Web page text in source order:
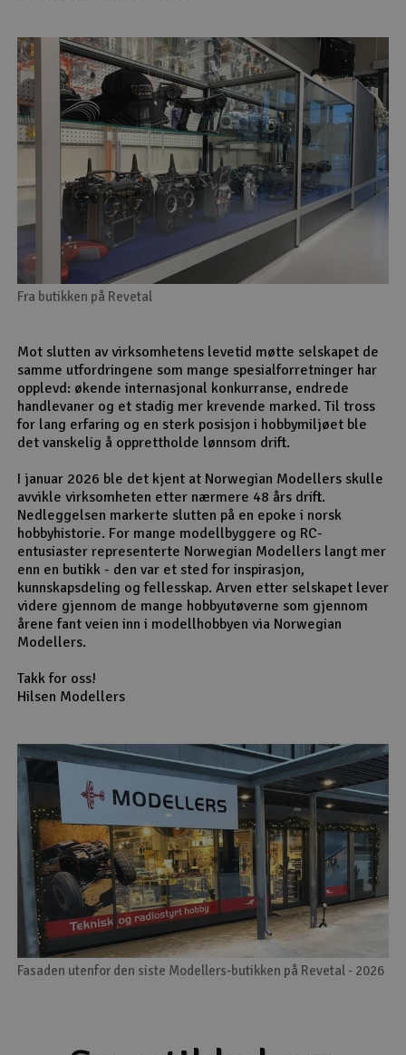
Fra butikken på Revetal
Mot slutten av virksomhetens levetid møtte selskapet de
samme utfordringene som mange spesialforretninger har
opplevd: økende internasjonal konkurranse, endrede
handlevaner og et stadig mer krevende marked. Til tross
for lang erfaring og en sterk posisjon i hobbymiljøet ble
det vanskelig å opprettholde lønnsom drift.
I januar 2026 ble det kjent at Norwegian Modellers skulle
avvikle virksomheten etter nærmere 48 års drift.
Nedleggelsen markerte slutten på en epoke i norsk
hobbyhistorie. For mange modellbyggere og RC-
entusiaster representerte Norwegian Modellers langt mer
enn en butikk - den var et sted for inspirasjon,
kunnskapsdeling og fellesskap. Arven etter selskapet lever
videre gjennom de mange hobbyutøverne som gjennom
årene fant veien inn i modellhobbyen via Norwegian
Modellers.
Takk for oss!
Hilsen Modellers
Fasaden utenfor den siste Modellers-butikken på Revetal - 2026